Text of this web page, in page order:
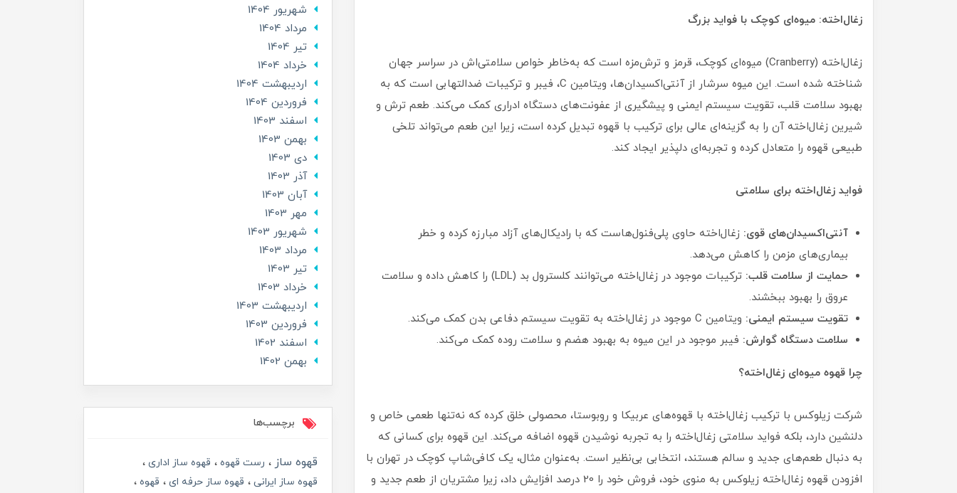
زغال‌اخته: میوه‌ای کوچک با فواید بزرگ
زغال‌اخته (Cranberry) میوه‌ای کوچک، قرمز و ترش‌مزه است که به‌خاطر خواص سلامتی‌اش در سراسر جهان
شناخته شده است. این میوه سرشار از آنتی‌اکسیدان‌ها، ویتامین C، فیبر و ترکیبات ضدالتهابی است که به
بهبود سلامت قلب، تقویت سیستم ایمنی و پیشگیری از عفونت‌های دستگاه ادراری کمک می‌کند. طعم ترش و
شیرین زغال‌اخته آن را به گزینه‌ای عالی برای ترکیب با قهوه تبدیل کرده است، زیرا این طعم می‌تواند تلخی
طبیعی قهوه را متعادل کرده و تجربه‌ای دلپذیر ایجاد کند.
فواید زغال‌اخته برای سلامتی
آنتی‌اکسیدان‌های قوی: زغال‌اخته حاوی پلی‌فنول‌هاست که با رادیکال‌های آزاد مبارزه کرده و خطر
بیماری‌های مزمن را کاهش می‌دهد.
حمایت از سلامت قلب:
ترکیبات موجود در زغال‌اخته می‌توانند کلسترول بد (LDL) را کاهش داده و سلامت
عروق را بهبود ببخشند.
تقویت سیستم ایمنی: ویتامین C موجود در زغال‌اخته به تقویت سیستم دفاعی بدن کمک می‌کند.
سلامت دستگاه گوارش: فیبر موجود در این میوه به بهبود هضم و سلامت روده کمک می‌کند.
چرا قهوه میوه‌ای زغال‌اخته؟
شرکت زیلوکس با ترکیب زغال‌اخته با قهوه‌های عربیکا و روبوستا، محصولی خلق کرده که نه‌تنها طعمی خاص و
دلنشین دارد، بلکه فواید سلامتی زغال‌اخته را به تجربه نوشیدن قهوه اضافه می‌کند. این قهوه برای کسانی که
به دنبال طعم‌های جدید و سالم هستند، انتخابی بی‌نظیر است. به‌عنوان مثال، یک کافی‌شاپ کوچک در تهران با
افزودن قهوه زغال‌اخته زیلوکس به منوی خود، فروش خود را 20 درصد افزایش داد، زیرا مشتریان از طعم جدید و
شهریور 1404
مرداد 1404
تير 1404
خرداد 1404
ارديبهشت 1404
فروردین 1404
اسفند 1403
بهمن 1403
دی 1403
آذر 1403
آبان 1403
مهر 1403
شهریور 1403
مرداد 1403
تير 1403
خرداد 1403
ارديبهشت 1403
فروردین 1403
اسفند 1402
بهمن 1402
برچسب‌ها
قهوه ساز رست قهوه
قهوه ساز اداری
قهوه ساز ایرانی
قهوه ساز حرفه ای
قهوه